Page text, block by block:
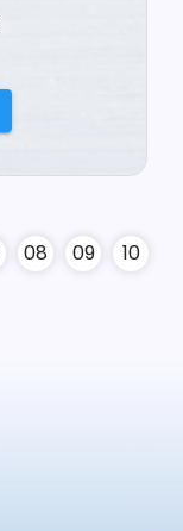
08 09 10